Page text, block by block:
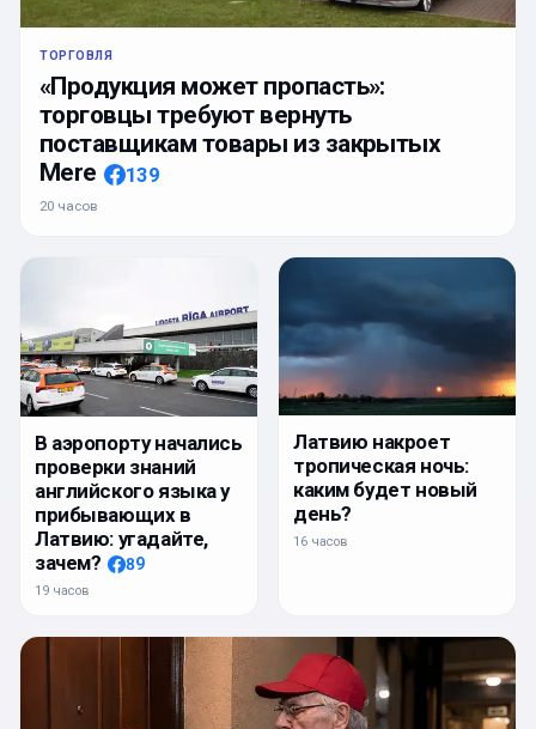
ТОРГОВЛЯ
«Продукция может пропасть»:
торговцы требуют вернуть
поставщикам товары из закрытых
Mere
139
20 часов
В аэропорту начались
проверки знаний
английского языка у
прибывающих в
Латвию: угадайте,
зачем?
89
19 часов
Латвию накроет
тропическая ночь:
каким будет новый
день?
16 часов